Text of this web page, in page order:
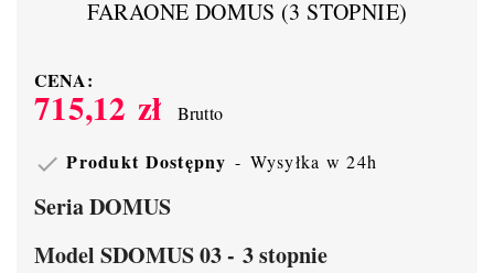
FARAONE DOMUS (3 STOPNIE)
CENA:
715,12 zł Brutto
 Produkt Dostępny Wysyłka w 24h
Seria DOMUS
Model SDOMUS 03 - 3 stopnie